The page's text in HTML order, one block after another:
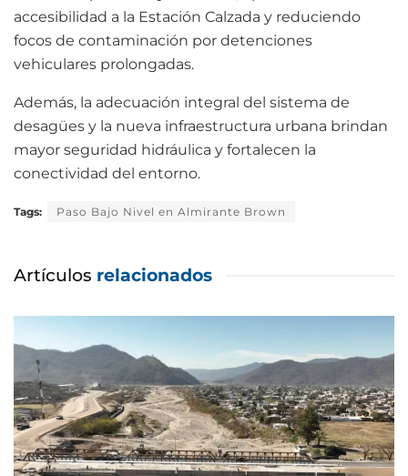
accesibilidad a la Estación Calzada y reduciendo
focos de contaminación por detenciones
vehiculares prolongadas.
Además, la adecuación integral del sistema de
desagües y la nueva infraestructura urbana brindan
mayor seguridad hidráulica y fortalecen la
conectividad del entorno.
Tags: Paso Bajo Nivel en Almirante Brown
Artículos relacionados